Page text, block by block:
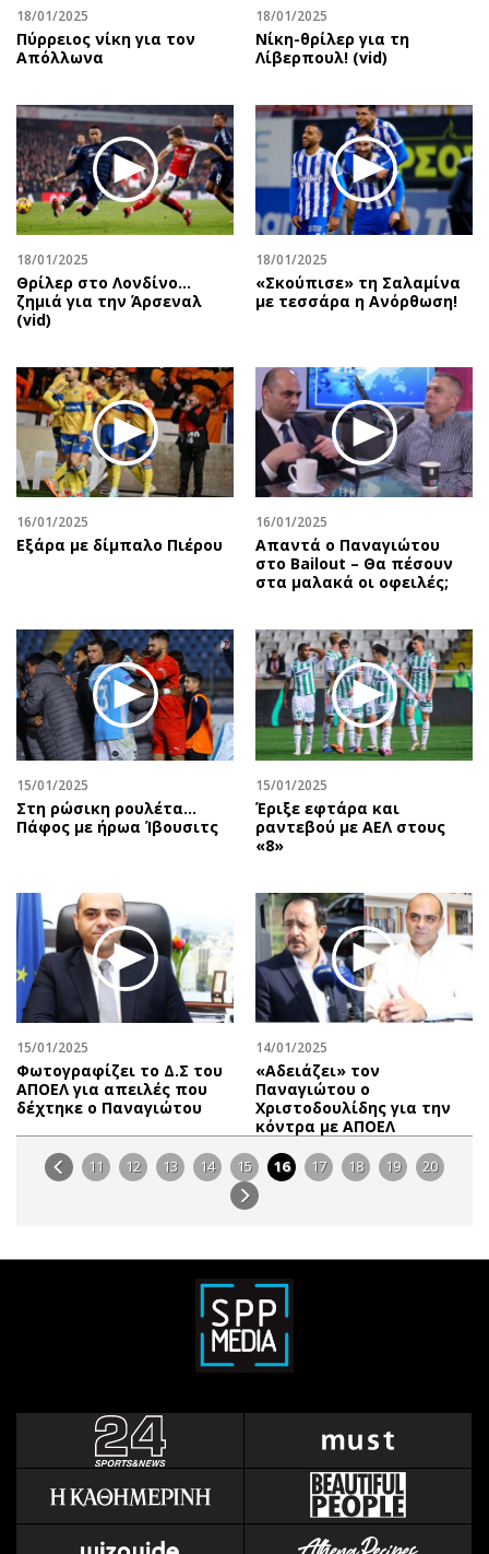
18/01/2025
Πύρρειος νίκη για τον
Απόλλωνα
18/01/2025
Νίκη-θρίλερ για τη
Λίβερπουλ! (vid)
18/01/2025
Θρίλερ στο Λονδίνο…
ζημιά για την Άρσεναλ
(vid)
18/01/2025
«Σκούπισε» τη Σαλαμίνα
με τεσσάρα η Ανόρθωση!
16/01/2025
Εξάρα με δίμπαλο Πιέρου
16/01/2025
Απαντά ο Παναγιώτου
στο Bailout – Θα πέσουν
στα μαλακά οι οφειλές;
15/01/2025
Στη ρώσικη ρουλέτα...
Πάφος με ήρωα Ίβουσιτς
15/01/2025
Έριξε εφτάρα και
ραντεβού με ΑΕΛ στους
«8»
15/01/2025
Φωτογραφίζει το Δ.Σ του
ΑΠΟΕΛ για απειλές που
δέχτηκε ο Παναγιώτου
14/01/2025
«Αδειάζει» τον
Παναγιώτου ο
Χριστοδουλίδης για την
κόντρα με ΑΠΟΕΛ
11 12 13 14 15 16 17 18 19 20